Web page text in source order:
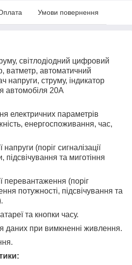
Умови повернення
світлодіодний цифровий
ватметр, автоматичний
напруги, струму, індикатор
автомобіля 20A
електричних параметрів
енергоспоживання, час,
напруги (поріг сигналізації
та миготіння
перевантаження (поріг
потужності, підсвічування та
та кнопки часу.
даних при вимкненні живлення.